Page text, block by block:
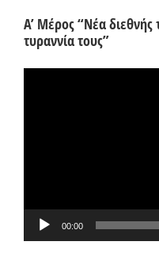
Α’ Μέρος “Νέα διεθνής
τυραννία τους”
00:00